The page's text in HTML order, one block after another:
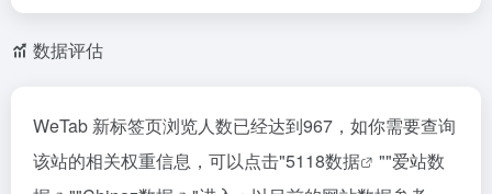
数据评估
WeTab 新标签页浏览人数已经达到967，如你需要查询
该站的相关权重信息，可以点击"5118数据 ""爱站数